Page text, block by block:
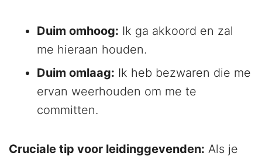
Duim omhoog: Ik ga akkoord en zal
me hieraan houden.
Duim omlaag: Ik heb bezwaren die me
ervan weerhouden om me te
committen.
Cruciale tip voor leidinggevenden: Als je